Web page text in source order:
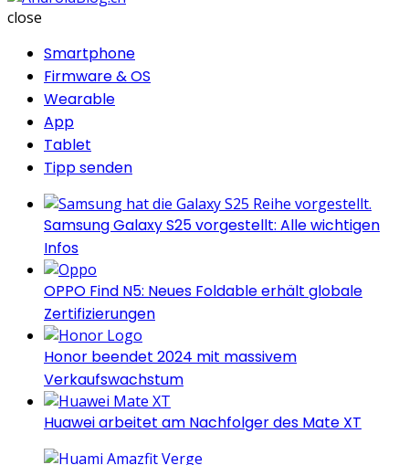
close
Smartphone
Firmware & OS
Wearable
App
Tablet
Tipp senden
Samsung Galaxy S25 vorgestellt: Alle wichtigen
Infos
OPPO Find N5: Neues Foldable erhält globale
Zertifizierungen
Honor beendet 2024 mit massivem
Verkaufswachstum
Huawei arbeitet am Nachfolger des Mate XT